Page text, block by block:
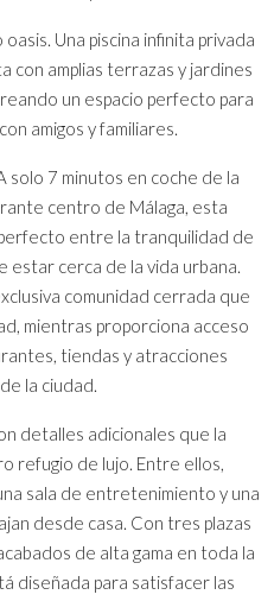
Una piscina infinita privada
con amplias terrazas y jardines
un espacio perfecto para
amigos y familiares.
solo 7 minutos en coche de la
centro de Málaga, esta
entre la tranquilidad de
estar cerca de la vida urbana.
comunidad cerrada que
mientras proporciona acceso
tiendas y atracciones
la ciudad.
detalles adicionales que la
refugio de lujo. Entre ellos,
sala de entretenimiento y una
desde casa. Con tres plazas
de alta gama en toda la
diseñada para satisfacer las